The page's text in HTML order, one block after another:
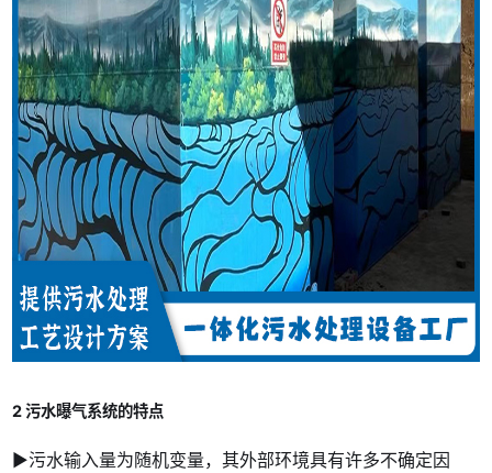
2 污水曝气系统的特点
▶污水输入量为随机变量，其外部环境具有许多不确定因